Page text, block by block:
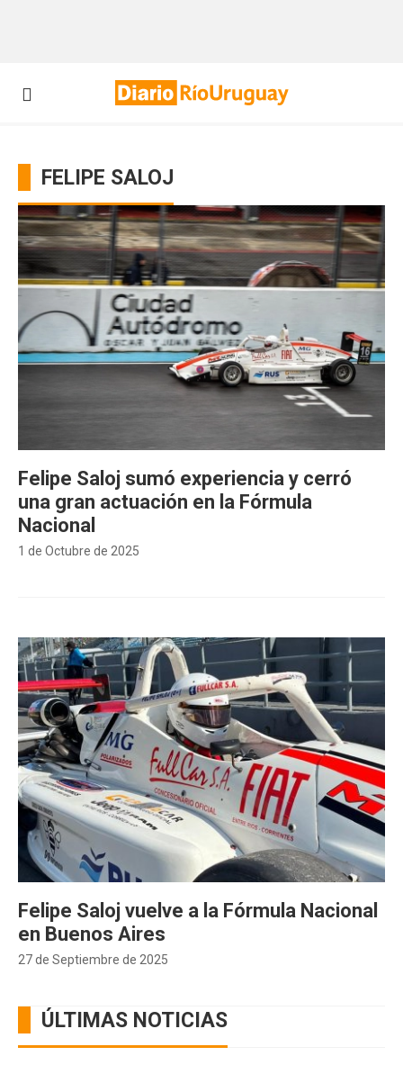
FELIPE SALOJ
1 de Octubre de 2025
Felipe Saloj sumó experiencia y cerró
una gran actuación en la Fórmula
Nacional
27 de Septiembre de 2025
Felipe Saloj vuelve a la Fórmula Nacional
en Buenos Aires
ÚLTIMAS NOTICIAS